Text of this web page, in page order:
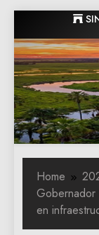
to
content
Home
Gobernador
en